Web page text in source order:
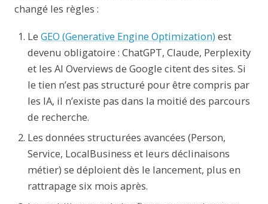
changé les règles :
LeGEO (Generative Engine Optimization) est
devenu obligatoire : ChatGPT, Claude, Perplexity
et les AI Overviews de Google citent des sites. Si
le tien n’est pas structuré pour être compris par
les IA, il n’existe pas dans la moitié des parcours
de recherche.
Les données structurées avancées (Person,
Service, LocalBusiness et leurs déclinaisons
métier) se déploient dès le lancement, plus en
rattrapage six mois après.